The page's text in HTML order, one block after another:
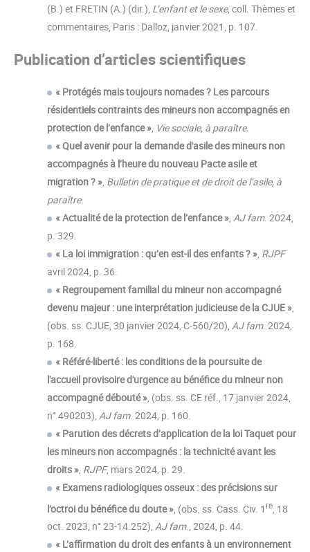
(B.) et FRETIN (A.) (dir.), L’enfant et le sexe, coll. Thèmes et
commentaires, Paris : Dalloz, janvier 2021, p. 107.
Publication d’articles scientifiques
« Protégés mais toujours nomades ? Les parcours
résidentiels contraints des mineurs non accompagnés en
protection de l’enfance » Vie sociale, à paraître.
« Quel avenir pour la demande d'asile des mineurs non
accompagnés à l’heure du nouveau Pacte asile et
migration ? » Bulletin de pratique et de droit de l’asile, à
paraître.
« Actualité de la protection de l’enfance » AJ fam. 2024,
p. 329.
« La loi immigration : qu’en est-il des enfants ? » RJPF
avril 2024, p. 36.
« Regroupement familial du mineur non accompagné
devenu majeur : une interprétation judicieuse de la CJUE »
(obs. ss. CJUE, 30 janvier 2024, C-560/20), AJ fam. 2024,
p. 168.
« Référé-liberté : les conditions de la poursuite de
l'accueil provisoire d'urgence au bénéfice du mineur non
accompagné débouté » , (obs. ss. CE réf., 17 janvier 2024,
n° 490203), AJ fam. 2024, p. 160.
« Parution des décrets d’application de la loi Taquet pour
les mineurs non accompagnés : la technicité avant les
droits » RJPF, mars 2024, p. 29.
« Examens radiologiques osseux : des précisions sur
l’octroi du bénéfice du doute » , (obs. ss. Cass. Civ. 1 re , 18
oct. 2023, n° 23-14.252), AJ fam., 2024, p. 44.
« L’affirmation du droit des enfants à un environnement